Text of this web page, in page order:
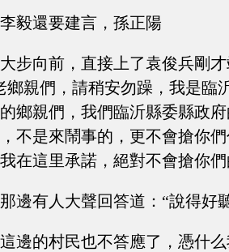
李毅還要建言，孫正陽
大步向前，直接上了袁俊兵剛
鄉親們，請稍安勿躁，我是臨
鄉親們，我們臨沂縣委縣政
不是來鬧事的，更不會搶你
在這里承諾，絕對不會搶你
那邊有人大聲回答道：“說得好
這邊的村民也不答應了，憑什